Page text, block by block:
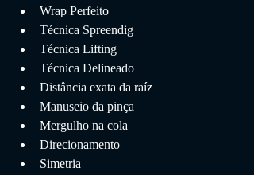
Wrap Perfeito
Técnica Spreendig
Técnica Lifting
Técnica Delineado
Distância exata da raíz
Manuseio da pinça
Mergulho na cola
Direcionamento
Simetria